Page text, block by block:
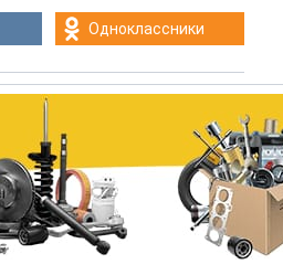
Одноклассники